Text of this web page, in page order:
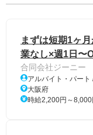
まずは短期1ヶ
業なし×週1日〜
合同会社ジーニー
アルバイト・パート
大阪府
時給2,200円～8,000